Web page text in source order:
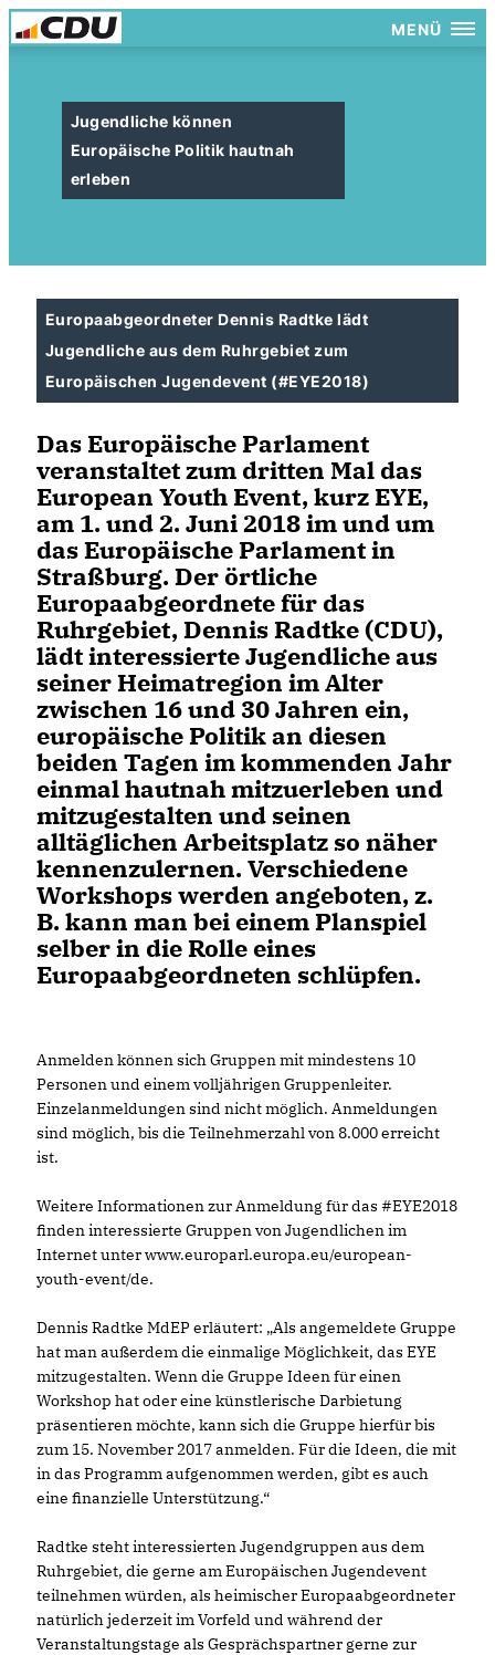
MENÜ
Jugendliche können
Europäische Politik hautnah
erleben
Europaabgeordneter Dennis Radtke lädt
Jugendliche aus dem Ruhrgebiet zum
Europäischen Jugendevent (#EYE2018)
Das Europäische Parlament
veranstaltet zum dritten Mal das
European Youth Event, kurz EYE,
am 1. und 2. Juni 2018 im und um
das Europäische Parlament in
Straßburg. Der örtliche
Europaabgeordnete für das
Ruhrgebiet, Dennis Radtke (CDU),
lädt interessierte Jugendliche aus
seiner Heimatregion im Alter
zwischen 16 und 30 Jahren ein,
europäische Politik an diesen
beiden Tagen im kommenden Jahr
einmal hautnah mitzuerleben und
mitzugestalten und seinen
alltäglichen Arbeitsplatz so näher
kennenzulernen. Verschiedene
Workshops werden angeboten, z.
B. kann man bei einem Planspiel
selber in die Rolle eines
Europaabgeordneten schlüpfen.
Anmelden können sich Gruppen mit mindestens 10
Personen und einem volljährigen Gruppenleiter.
Einzelanmeldungen sind nicht möglich. Anmeldungen
sind möglich, bis die Teilnehmerzahl von 8.000 erreicht
ist.
Weitere Informationen zur Anmeldung für das #EYE2018
finden interessierte Gruppen von Jugendlichen im
Internet unter www.europarl.europa.eu/european-
youth-event/de.
Dennis Radtke MdEP erläutert: „Als angemeldete Gruppe
hat man außerdem die einmalige Möglichkeit, das EYE
mitzugestalten. Wenn die Gruppe Ideen für einen
Workshop hat oder eine künstlerische Darbietung
präsentieren möchte, kann sich die Gruppe hierfür bis
zum 15. November 2017 anmelden. Für die Ideen, die mit
in das Programm aufgenommen werden, gibt es auch
eine finanzielle Unterstützung.“
Radtke steht interessierten Jugendgruppen aus dem
Ruhrgebiet, die gerne am Europäischen Jugendevent
teilnehmen würden, als heimischer Europaabgeordneter
natürlich jederzeit im Vorfeld und während der
Veranstaltungstage als Gesprächspartner gerne zur